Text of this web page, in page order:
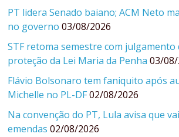
PT lidera Senado baiano; ACM Neto
no governo 03/08/2026
STF retoma semestre com
proteção da Lei Maria da Penha 03/
Flávio Bolsonaro tem faniquito após
Michelle no PL-DF02/08/2026
Na convenção do PT, Lula avisa que
emendas 02/08/2026